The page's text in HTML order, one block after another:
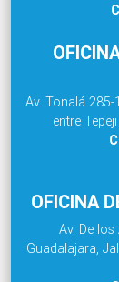
Av. Tonalá
entre
OFICINA
Av. De
Guadalajara,